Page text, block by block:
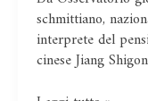
schmittiano,
interprete del
cinese Jiang
pensiero
di
Jiang
Shigong